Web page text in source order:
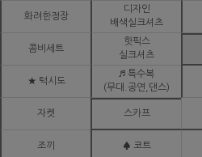
화려한정장
디자인
배색실크셔츠
콤비세트
핫픽스
실크셔츠
★ 턱시도
♬ 특수복
(무대.공연,댄스)
자켓 스카프
조끼 ♠ 코트